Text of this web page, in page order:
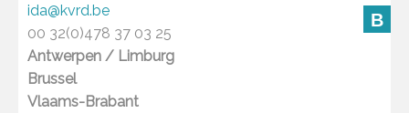
ida@kvrd.be
00 32(0)478 37 03 25
Antwerpen / Limburg
Brussel
Vlaams-Brabant
B